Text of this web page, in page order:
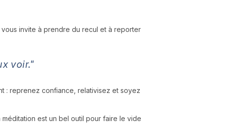
vous invite à prendre du recul et à reporter
voir."
: reprenez confiance, relativisez et soyez
est un bel outil pour faire le vide